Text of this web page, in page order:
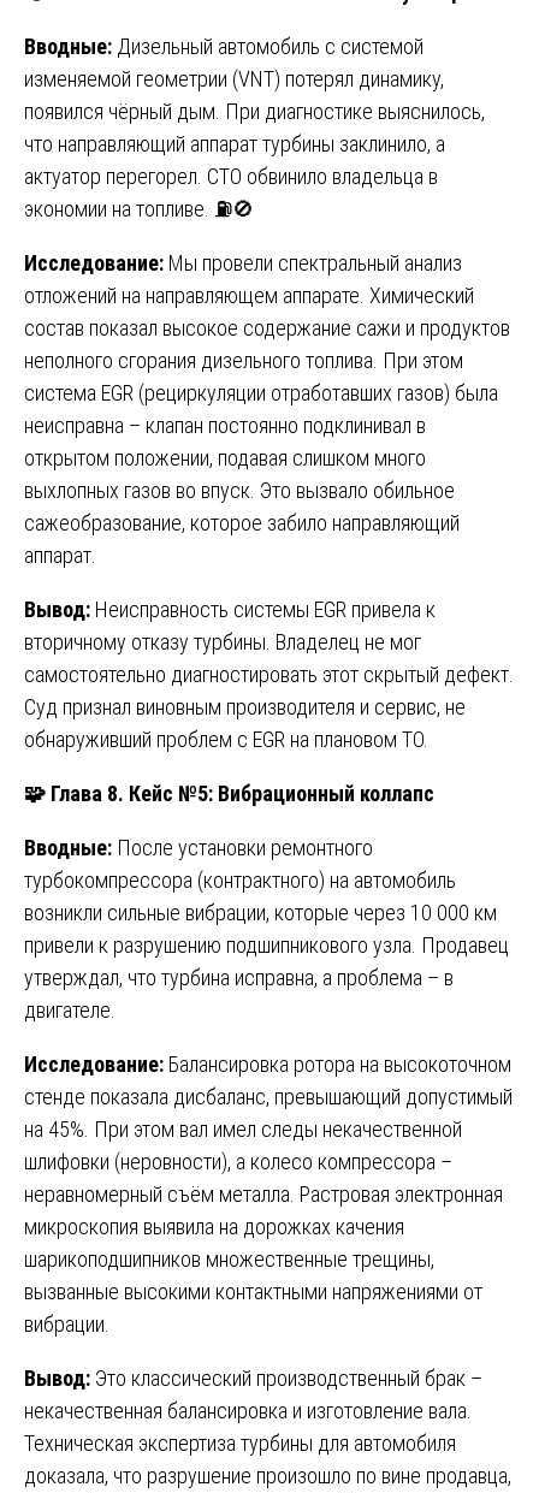
Вводные: Дизельный автомобиль с системой
изменяемой геометрии (VNT) потерял динамику,
появился чёрный дым. При диагностике выяснилось,
что направляющий аппарат турбины заклинило, а
актуатор перегорел. СТО обвинило владельца в
экономии на топливе. ⛽🚫
Исследование: Мы провели спектральный анализ
отложений на направляющем аппарате. Химический
состав показал высокое содержание сажи и продуктов
неполного сгорания дизельного топлива. При этом
система EGR (рециркуляции отработавших газов) была
неисправна – клапан постоянно подклинивал в
открытом положении, подавая слишком много
выхлопных газов во впуск. Это вызвало обильное
сажеобразование, которое забило направляющий
аппарат.
Вывод: Неисправность системы EGR привела к
вторичному отказу турбины. Владелец не мог
самостоятельно диагностировать этот скрытый дефект.
Суд признал виновным производителя и сервис, не
обнаруживший проблем с EGR на плановом ТО.
🧩 Глава 8. Кейс №5: Вибрационный коллапс
Вводные: После установки ремонтного
турбокомпрессора (контрактного) на автомобиль
возникли сильные вибрации, которые через 10 000 км
привели к разрушению подшипникового узла. Продавец
утверждал, что турбина исправна, а проблема – в
двигателе.
Исследование: Балансировка ротора на высокоточном
стенде показала дисбаланс, превышающий допустимый
на 45%. При этом вал имел следы некачественной
шлифовки (неровности), а колесо компрессора –
неравномерный съём металла. Растровая электронная
микроскопия выявила на дорожках качения
шарикоподшипников множественные трещины,
вызванные высокими контактными напряжениями от
вибрации.
Вывод: Это классический производственный брак –
некачественная балансировка и изготовление вала.
Техническая экспертиза турбины для автомобиля
доказала, что разрушение произошло по вине продавца,